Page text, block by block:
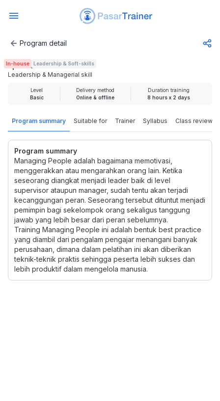
Leadership & Managerial skill
Program detail
Program summary Suitable for Trainer Syllabus Class review
Program summary
Managing People adalah bagaimana memotivasi,
menggerakkan atau mengarahkan orang lain. Ketika
seseorang diangkat menjadi leader baik di level
supervisor ataupun manager, sudah tentu akan terjadi
kecanggungan peran. Seseorang tersebut dituntut menjadi
pemimpin bagi sekelompok orang sekaligus tanggung
jawab yang lebih besar dari peran sebelumnya.
Training Managing People ini adalah bentuk best practice
yang diambil dari pengalam pengajar menangani banyak
perusahaan, dimana dalam pelatihan ini akan diberikan
teknik-teknik praktis sehingga peserta lebih sukses dan
lebih produktif dalam mengelola manusia.
In-house Leadership & Soft-skills
Leadership & Managerial skill
Rp 2.000.000
Level
Basic
Delivery method
Online & offline
Duration training
8 hours x 2 days